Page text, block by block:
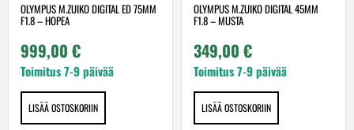
OLYMPUS M.ZUIKO DIGITAL ED 75MM
F1.8 – HOPEA
999,00 €
Toimitus 7-9 päivää
LISÄÄ OSTOSKORIIN
OLYMPUS M.ZUIKO DIGITAL 45MM
F1.8 – MUSTA
349,00 €
Toimitus 7-9 päivää
LISÄÄ OSTOSKORIIN